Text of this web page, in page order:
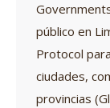
público en
Protocol
ciudades,
provincias